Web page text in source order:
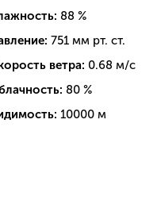
88 %
751 мм рт. ст.
ветра: 0.68 м/с
80 %
10000 м